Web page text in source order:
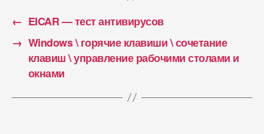
← EICAR — тест антивирусов
→ Windows \ горячие клавиши \ сочетание
клавиш \ управление рабочими столами и
окнами